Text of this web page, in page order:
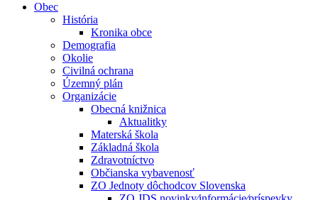
Obec
História
Kronika obce
Demografia
Okolie
Civilná ochrana
Územný plán
Organizácie
Obecná knižnica
Aktualitky
Materská škola
Základná škola
Zdravotníctvo
Občianska vybavenosť
ZO Jednoty dôchodcov Slovenska